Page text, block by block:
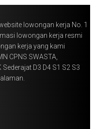
lowongan kerja No. 1
lowongan kerja resmi
kerja yang kami
CPNS SWASTA,
D3 D4 S1 S2 S3